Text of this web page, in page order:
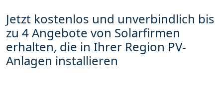
Jetzt kostenlos und unverbindlich bis
zu 4 Angebote von Solarfirmen
erhalten, die in Ihrer Region PV-
Anlagen installieren